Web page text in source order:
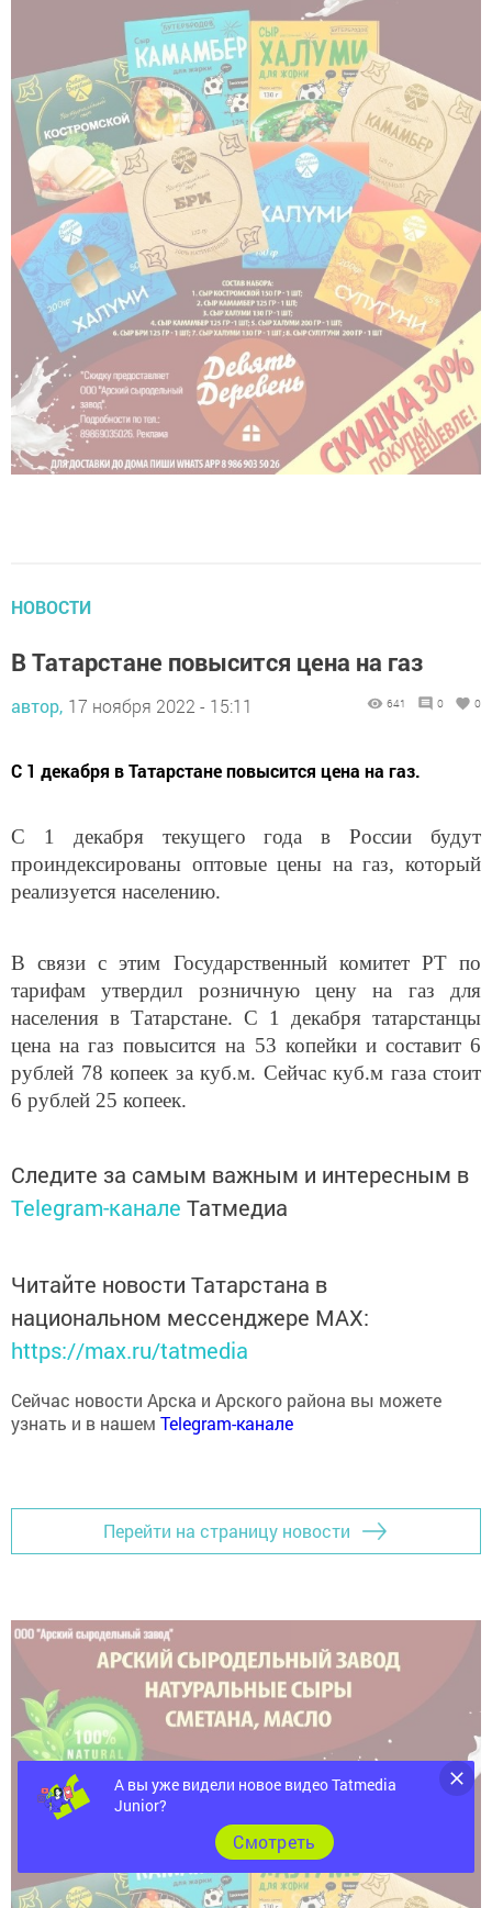
НОВОСТИ
В Татарстане повысится цена на газ
автор, 17 ноября 2022 - 15:11 641 0 0
С 1 декабря в Татарстане повысится цена на газ.
С 1 декабря текущего года в России будут
проиндексированы оптовые цены на газ, который
реализуется населению.
В связи с этим Государственный комитет РТ по
тарифам утвердил розничную цену на газ для
населения в Татарстане. С 1 декабря татарстанцы
цена на газ повысится на 53 копейки и составит 6
рублей 78 копеек за куб.м. Сейчас куб.м газа стоит
6 рублей 25 копеек.
Следите за самым важным и интересным в
Telegram-канале Татмедиа
Читайте новости Татарстана в
национальном мессенджере MАХ:
https://max.ru/tatmedia
Сейчас новости Арска и Арского района вы можете
узнать и в нашем Telegram-канале
Перейти на страницу новости
А вы уже видели новое видео Tatmedia
Junior?
Cмотреть